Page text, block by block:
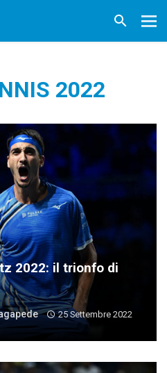
2022
2022: il trionfo di
25 Settembre 2022